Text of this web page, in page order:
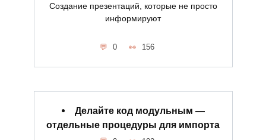
Создание презентаций, которые не просто
информируют
0 156
Делайте код модульным —
отдельные процедуры для импорта